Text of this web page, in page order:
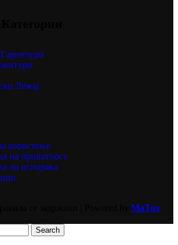
Лежај
користење
на приватност
на испорака
MaTox
Search